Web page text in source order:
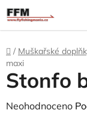
Přejít
na
obsah
Domů
/ Muškařské
maxi
Stonfo
Průměrné
Neohodnoceno